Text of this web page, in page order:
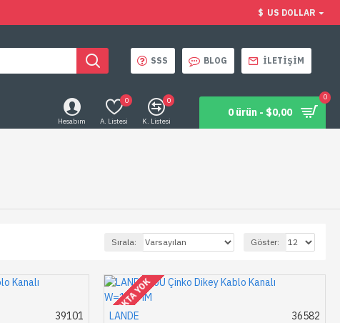
$ US DOLLAR
SSS BLOG İLETIŞIM
Hesabım A. Listesi
0
K. Listesi
0
0 ürün - $0,00
0
Sırala: Göster:
39101 STOKTA YOK
LANDE 36582